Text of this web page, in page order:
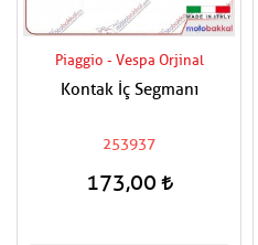
Piaggio - Vespa Orjinal
Kontak İç Segmanı
253937
173,00